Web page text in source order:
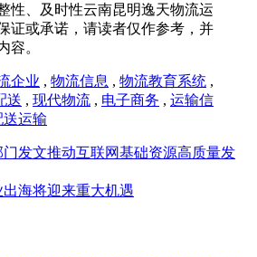
性、及时性云南昆明逸天物流运
证或承诺，请读者仅作参考，并
容。
企业 , 物流信息 , 物流教育系统 ,
送 , 现代物流 , 电子商务 , 运输信
送运输
发文推动互联网基础资源高质量发
海将迎来重大机遇